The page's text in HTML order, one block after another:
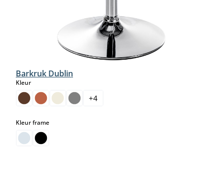
Barkruk Dublin
Kleurselect
+4
Kleur frameselect